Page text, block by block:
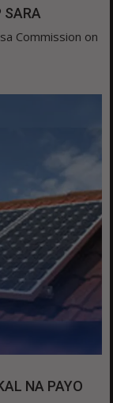
SARA
Commission on
NA PAYO